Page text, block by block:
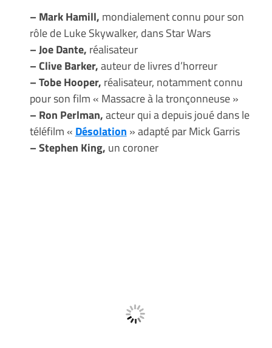
– Mark Hamill, mondialement connu pour son
rôle de Luke Skywalker, dans Star Wars
– Joe Dante, réalisateur
– Clive Barker,auteur de livres d’horreur
– Tobe Hooper, réalisateur, notamment connu
pour son film « Massacre à la tronçonneuse »
– Ron Perlman,acteur qui a depuis joué dans le
téléfilm « Désolation » adapté par Mick Garris
– Stephen King, un coroner